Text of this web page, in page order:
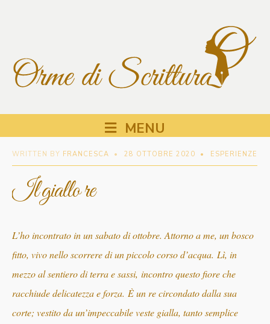
MENU
WRITTEN BY FRANCESCA • 28 OTTOBRE 2020 • ESPERIENZE
Il giallo re
L’ho incontrato in un sabato di ottobre. Attorno a me, un bosco
fitto, vivo nello scorrere di un piccolo corso d’acqua. Lì, in
mezzo al sentiero di terra e sassi, incontro questo fiore che
racchiude delicatezza e forza. Èun re circondato dalla sua
corte; vestito da un’impeccabile veste gialla, tanto semplice